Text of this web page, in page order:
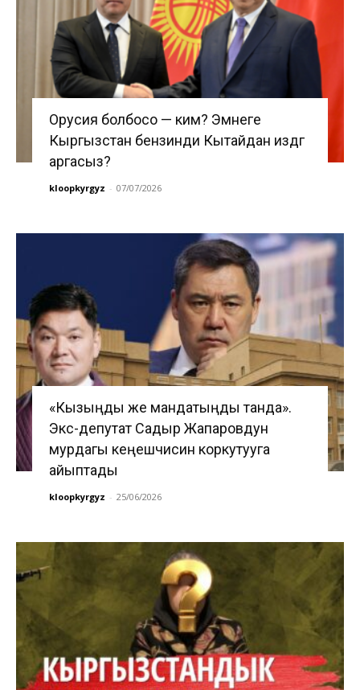
Орусия болбосо — ким? Эмнеге
Кыргызстан бензинди Кытайдан издөөгө
аргасыз?
kloopkyrgyz - 07/07/2026
«Кызыңды же мандатыңды танда».
Экс-депутат Садыр Жапаровдун
мурдагы кеңешчисин коркутууга
айыптады
kloopkyrgyz - 25/06/2026